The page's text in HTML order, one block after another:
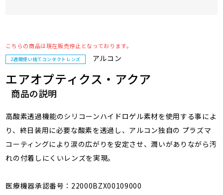
商品の説明
高酸素透過機能のシリコーンハイドロゲル素材を使用する事によ
り、終日装用に必要な酸素を透過し、アルコン独自の プラズマ
コーティングにより涙の広がりを安定させ、潤いがありながら汚
れの付着しにくいレンズを実現。
医療機器承認番号：22000BZX00109000
こちらの商品は現在販売停止となっております。
2週間使い捨てコンタクトレンズ アルコン
エアオプティクス・アクア